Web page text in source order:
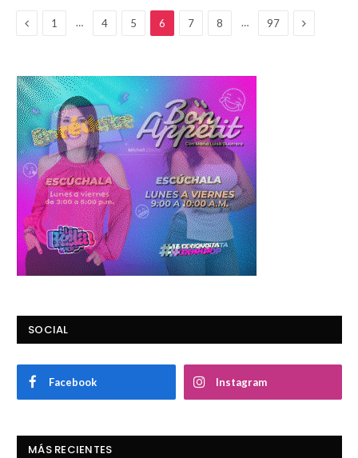
Anterior
1 … 4 5 6 7 8 … 97 Siguiente
SOCIAL
Facebook Instagram
MÁS RECIENTES